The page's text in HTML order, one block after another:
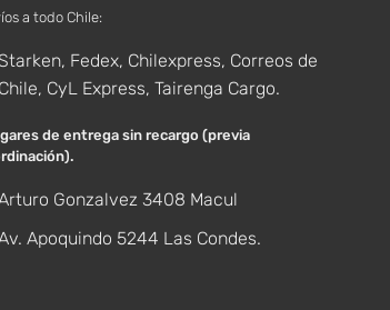
a todo Chile:
Fedex, Chilexpress, Correos de
Chile, CyL Express, Tairenga Cargo.
de entrega sin recargo (previa
Gonzalvez 3408 Macul
Apoquindo 5244 Las Condes.